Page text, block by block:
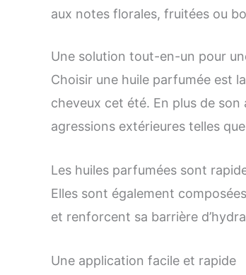
aux notes florales, fruitées ou
Une solution tout-en-un pour
Choisir une huile parfumée est
cheveux cet été. En plus de
agressions extérieures telles
Les huiles parfumées sont
Elles sont également
et renforcent sa barrière
Une application facile et rapide